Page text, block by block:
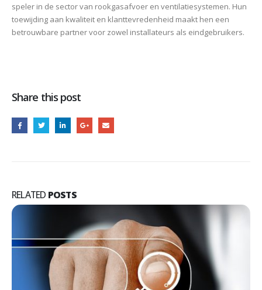
speler in de sector van rookgasafvoer en ventilatiesystemen. Hun
toewijding aan kwaliteit en klanttevredenheid maakt hen een
betrouwbare partner voor zowel installateurs als eindgebruikers.
Share this post
RELATED POSTS